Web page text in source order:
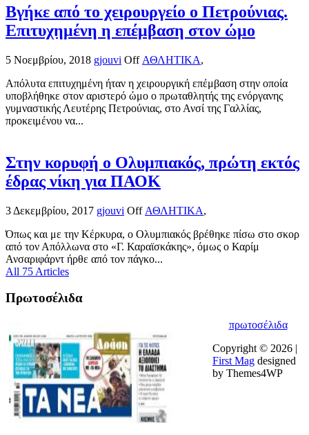
Βγήκε από το χειρουργείο ο Πετρούνιας.
Επιτυχημένη η επέμβαση στον ώμο
5 Νοεμβρίου, 2018 gjouvi Off ΑΘΛΗΤΙΚΑ,
Απόλυτα επιτυχημένη ήταν η χειρουργική επέμβαση στην οποία
υποβλήθηκε στον αριστερό ώμο ο πρωταθλητής της ενόργανης
γυμναστικής Λευτέρης Πετρούνιας, στο Ανσί της Γαλλίας,
προκειμένου να...
Στην κορυφή ο Ολυμπιακός, πρώτη εκτός
έδρας νίκη για ΠΑΟΚ
3 Δεκεμβρίου, 2017 gjouvi Off ΑΘΛΗΤΙΚΑ,
Όπως και με την Κέρκυρα, ο Ολυμπιακός βρέθηκε πίσω στο σκορ
από τον Απόλλωνα στο «Γ. Καραϊσκάκης», όμως ο Καρίμ
Ανσαριφάρντ ήρθε από τον πάγκο...
All 75 Articles
Πρωτοσέλιδα
πρωτοσέλιδα
Copyright © 2026 |
First Mag designed
by Themes4WP